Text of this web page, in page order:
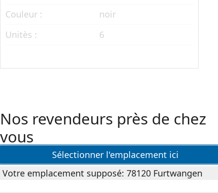
Couleur :
noir
Unitès :
6
Nos revendeurs près de chez
vous
Sélectionner l'emplacement ici
Votre emplacement supposé: 78120 Furtwangen